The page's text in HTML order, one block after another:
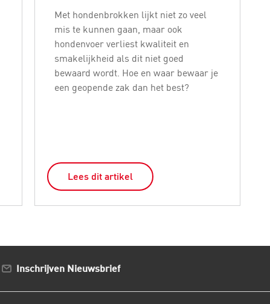
Met hondenbrokken lijkt niet zo veel
mis te kunnen gaan, maar ook
hondenvoer verliest kwaliteit en
smakelijkheid als dit niet goed
bewaard wordt. Hoe en waar bewaar je
een geopende zak dan het best?
Lees dit artikel
Inschrijven Nieuwsbrief